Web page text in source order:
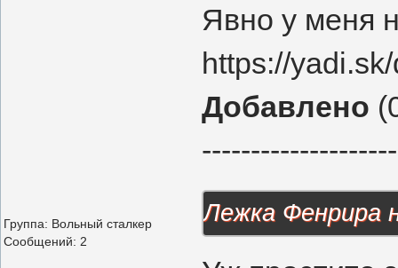
Группа: Вольный сталкер
Сообщений: 2
Явно у меня
https://
Добавлено
Лежка Фенрира